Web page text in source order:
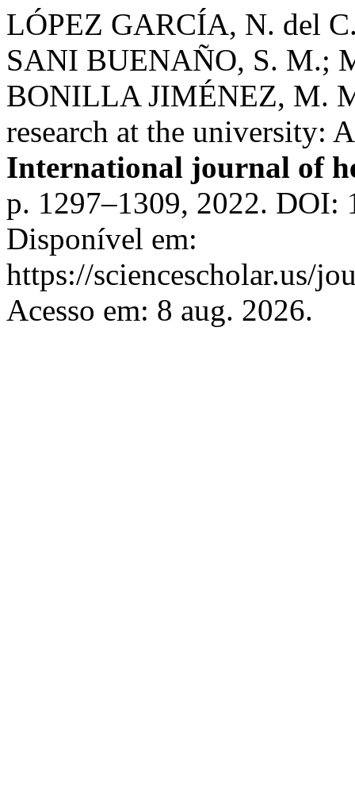
LÓPEZ GARCÍA, N. del
SANI BUENAÑO, S. M.;
BONILLA JIMÉNEZ, M.
research at the university:
International journal of
p. 1297–1309, 2022. DOI:
Disponível em:
https://sciencescholar.us/
Acesso em: 8 aug. 2026.